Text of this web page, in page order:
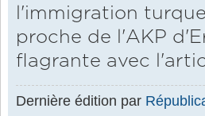
l'immigration
proche de l'AKP
flagrante avec
Dernière édition par